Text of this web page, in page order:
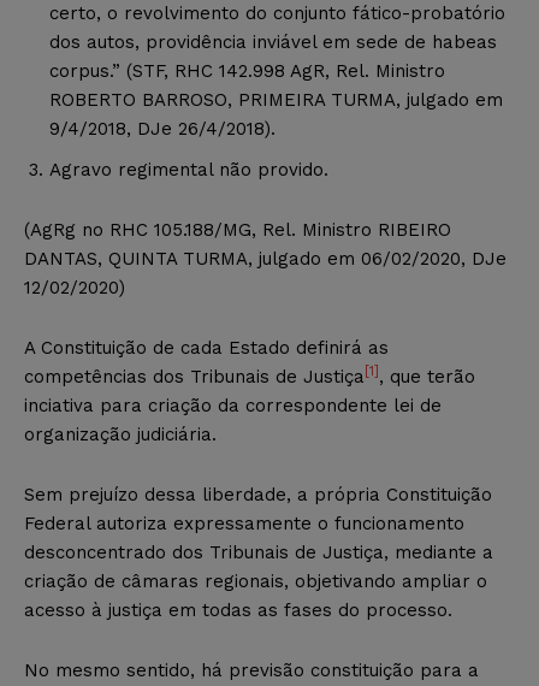
certo, o revolvimento do conjunto fático-probatório
dos autos, providência inviável em sede de habeas
corpus.” (STF, RHC 142.998 AgR, Rel. Ministro
ROBERTO BARROSO, PRIMEIRA TURMA, julgado em
9/4/2018, DJe 26/4/2018).
Agravo regimental não provido.
(AgRg no RHC 105.188/MG, Rel. Ministro RIBEIRO
DANTAS, QUINTA TURMA, julgado em 06/02/2020, DJe
12/02/2020)
A Constituição de cada Estado definirá as
competências dos Tribunais de Justiça [1] , que terão
inciativa para criação da correspondente lei de
organização judiciária.
Sem prejuízo dessa liberdade, a própria Constituição
Federal autoriza expressamente o funcionamento
desconcentrado dos Tribunais de Justiça, mediante a
criação de câmaras regionais, objetivando ampliar o
acesso à justiça em todas as fases do processo.
No mesmo sentido, há previsão constituição para a